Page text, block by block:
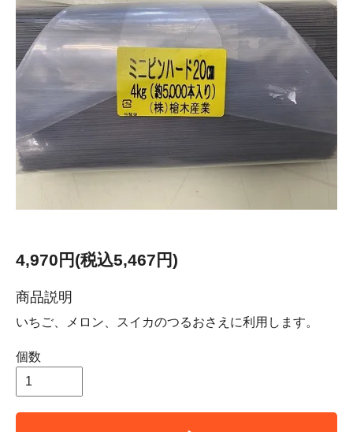
4,970円(税込5,467円)
商品説明
いちご、メロン、スイカのつるおさえに利用します。
個数